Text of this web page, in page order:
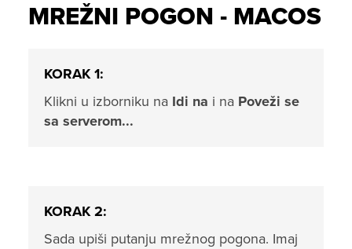
MREŽNI POGON - MACOS
KORAK 1:
Klikni u izborniku na Idi na i na Poveži se
sa serverom...
KORAK 2:
Sada upiši putanju mrežnog pogona. Imaj